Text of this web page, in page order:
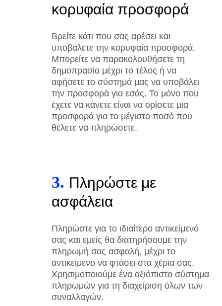
κορυφαία προσφορά
Βρείτε κάτι που σας αρέσει και
υποβάλετε την κορυφαία προσφορά.
Μπορείτε να παρακολουθήσετε τη
δημοπρασία μέχρι το τέλος ή να
αφήσετε το σύστημά μας να υποβάλει
την προσφορά για εσάς. Το μόνο που
έχετε να κάνετε είναι να ορίσετε μια
προσφορά για το μέγιστο ποσό που
θέλετε να πληρώσετε.
3. Πληρώστε με
ασφάλεια
Πληρώστε για το ιδιαίτερο αντικείμενό
σας και εμείς θα διατηρήσουμε την
πληρωμή σας ασφαλή, μέχρι το
αντικείμενο να φτάσει στα χέρια σας.
Χρησιμοποιούμε ένα αξιόπιστο σύστημα
πληρωμών για τη διαχείριση όλων των
συναλλαγών.